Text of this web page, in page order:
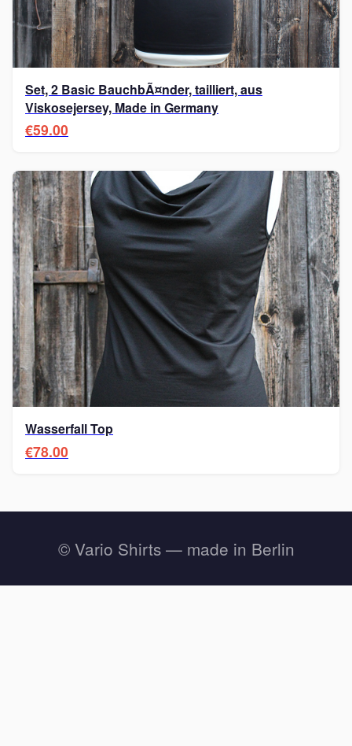
Set, 2 Basic BauchbÃ¤nder, tailliert, aus
Viskosejersey, Made in Germany
€59.00
Wasserfall Top
€78.00
© Vario Shirts — made in Berlin